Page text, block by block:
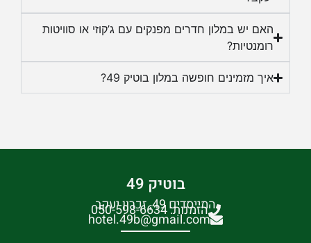
המייסדים 49, זכרון יעקב
הזמנות: 050-598-6634
hotel.49b@gmail.com
שינוי/ביטול הזמנה קיימת
הזמינו עכשיו